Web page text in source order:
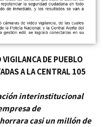
DE PUEBLO
A LA CENTRAL 105
interinstitucional
de
casi un millón de